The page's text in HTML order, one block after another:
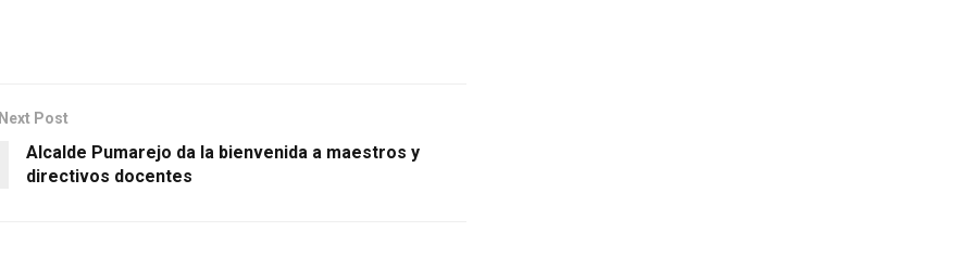
Next Post
Alcalde Pumarejo da la bienvenida a maestros y
directivos docentes